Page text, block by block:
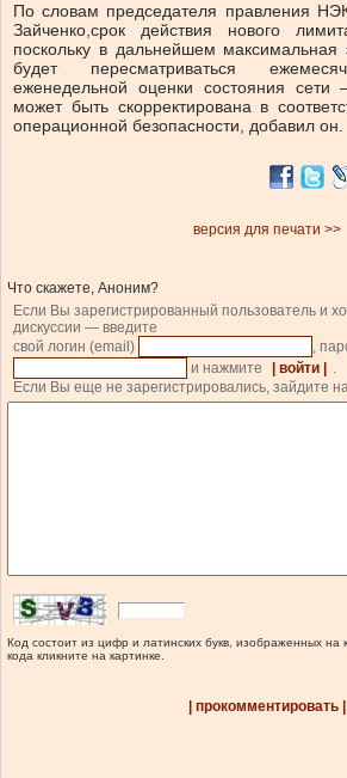
По словам председателя правления
Зайченко,срок действия нового
поскольку в дальнейшем максимальная
будет пересматриваться
еженедельной оценки состояния сети
может быть скорректирована в
операционной безопасности, добавил он.
версия для печати >>
Что скажете, Аноним?
Если Вы зарегистрированный пользователь и
дискуссии — введите
свой логин (email)
,
и нажмите
| войти |
.
Если Вы еще не зарегистрировались, зайдите
Код состоит из цифр и латинских букв, изображенных на
кода кликните на картинке.
| прокомментировать |